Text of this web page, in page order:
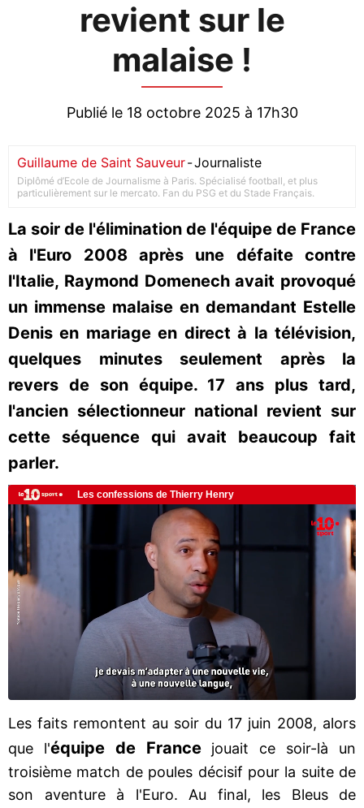
revient sur le
malaise !
Publié le 18 octobre 2025 à 17h30
Guillaume de Saint Sauveur-Journaliste
Diplômé d’Ecole de Journalisme à Paris. Spécialisé football, et plus
particulièrement sur le mercato. Fan du PSG et du Stade Français.
La soir de l'élimination de l'équipe de France
à l'Euro 2008 après une défaite contre
l'Italie, Raymond Domenech avait provoqué
un immense malaise en demandant Estelle
Denis en mariage en direct à la télévision,
quelques minutes seulement après la
revers de son équipe. 17 ans plus tard,
l'ancien sélectionneur national revient sur
cette séquence qui avait beaucoup fait
parler.
Les faits remontent au soir du 17 juin 2008, alors
que l'équipe de Francejouait ce soir-là un
troisième match de poules décisif pour la suite de
son aventure à l'Euro. Au final, les Bleus de